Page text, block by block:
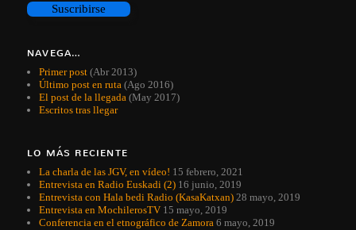
NAVEGA…
Primer post (Abr 2013)
Último post en ruta (Ago 2016)
El post de la llegada (May 2017)
Escritos tras llegar
LO MÁS RECIENTE
La charla de las JGV, en vídeo! 15 febrero, 2021
Entrevista en Radio Euskadi (2) 16 junio, 2019
Entrevista con Hala bedi Radio (KasaKatxan) 28 mayo, 2019
Entrevista en MochilerosTV 15 mayo, 2019
Conferencia en el etnográfico de Zamora 6 mayo, 2019